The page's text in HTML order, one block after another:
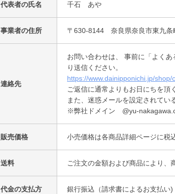
代表者の氏名 千石 あや
事業者の住所 〒630-8144 奈良県奈良市東九条
連絡先
お問い合わせは、 事前に「よく
り送信ください。
https://www.dainipponichi.jp/
ご返信に通常よりもお日にちを頂
また、迷惑メールを設定されてい
※弊社ドメイン @yu-
販売価格 小売価格は各商品詳細ページに税
送料 ご注文の金額および商品により、
代金の支払方
銀行振込（請求書によるお支払い)